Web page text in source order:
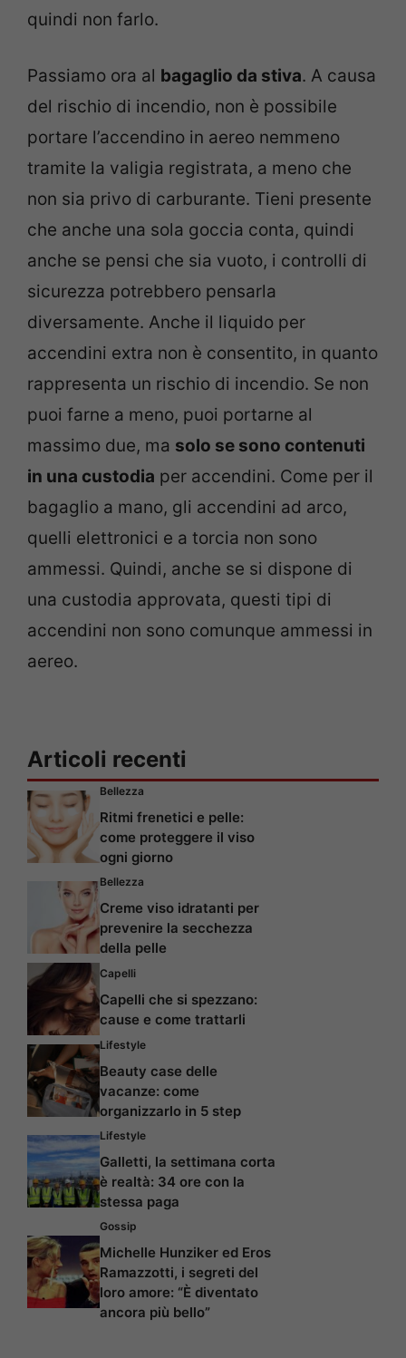
quindi non farlo.
Passiamo ora al bagaglio da stiva. A causa
del rischio di incendio, non è possibile
portare l’accendino in aereo nemmeno
tramite la valigia registrata, a meno che
non sia privo di carburante. Tieni presente
che anche una sola goccia conta, quindi
anche se pensi che sia vuoto, i controlli di
sicurezza potrebbero pensarla
diversamente. Anche il liquido per
accendini extra non è consentito, in quanto
rappresenta un rischio di incendio. Se non
puoi farne a meno, puoi portarne al
massimo due, ma solo se sono contenuti
in una custodia per accendini. Come per il
bagaglio a mano, gli accendini ad arco,
quelli elettronici e a torcia non sono
ammessi. Quindi, anche se si dispone di
una custodia approvata, questi tipi di
accendini non sono comunque ammessi in
aereo.
Articoli recenti
Bellezza
Ritmi frenetici e pelle:
come proteggere il viso
ogni giorno
Bellezza
Creme viso idratanti per
prevenire la secchezza
della pelle
Capelli
Capelli che si spezzano:
cause e come trattarli
Lifestyle
Beauty case delle
vacanze: come
organizzarlo in 5 step
Lifestyle
Galletti, la settimana corta
è realtà: 34 ore con la
stessa paga
Gossip
Michelle Hunziker ed Eros
Ramazzotti, i segreti del
loro amore: “È diventato
ancora più bello”